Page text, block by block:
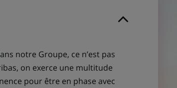
notre Groupe, ce n’est pas
on exerce une multitude
pour être en phase avec